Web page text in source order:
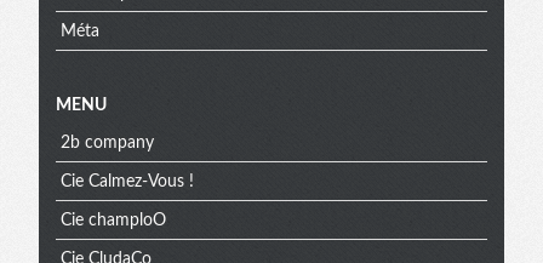
Méta
MENU
2b company
Cie Calmez-Vous !
Cie champloO
Cie CludaCo